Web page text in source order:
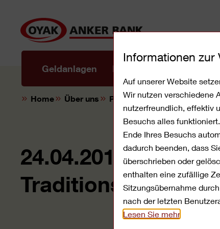
Informationen zur
Auf unserer Website
Wir nutzen verschiedene
nutzerfreundlich, effektiv
Besuchs alles
Ende Ihres Besuchs
dadurch beenden, dass
überschrieben oder
enthalten eine zufällige
Sitzungsübernahme
nach der letzten
Lesen Sie mehr
Inhalt
Geldanlagen Privatkredite
Mobile
Home Über uns Presse 24.04.2012
24.04.2012: